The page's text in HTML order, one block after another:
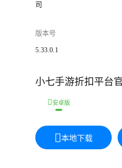
司
版本号
5.33.0.1
小七手游折扣平台
安卓版
本地下载